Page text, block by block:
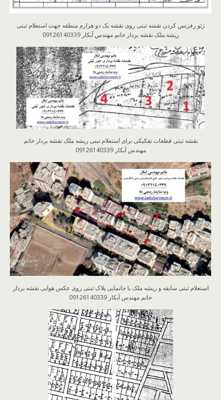
ژئو رفرنس کردن نقشه ثبتی روی نقشه یک دو هزارم منطقه جهت استعلام ثبتی
ریشه ملک نقشه بردار خانم مهندس آبکار 09126140339
نقشه ثبتی قطعات تفکیکی برای استعلام ثبتی ریشه ملک نقشه بردار خانم
مهندس آبکار 09126140339
استعلام ثبتی سابقه و ریشه ملک با جانمایی پلاک ثبتی روی عکس هوایی نقشه بردار
خانم مهندس آبکار 09126140339